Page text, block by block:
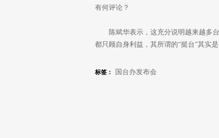
有何评论？
陈斌华表示，这充分说明越来越多
都只顾自身利益，其所谓的“挺台”其实是
标签：
国台办发布会